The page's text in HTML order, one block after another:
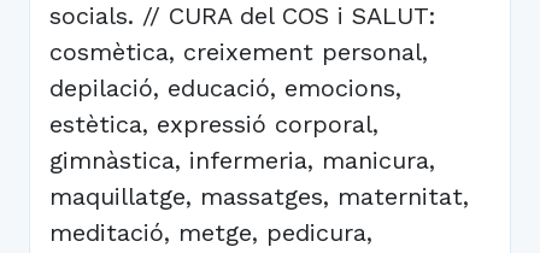
socials. // CURA del COS i SALUT:
cosmètica, creixement personal,
depilació, educació, emocions,
estètica, expressió corporal,
gimnàstica, infermeria, manicura,
maquillatge, massatges, maternitat,
meditació, metge, pedicura,